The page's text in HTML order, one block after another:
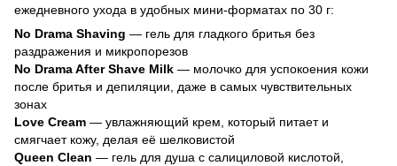
ежедневного ухода в удобных мини-форматах по 30 г:
No Drama Shaving — гель для гладкого бритья без
раздражения и микропорезов
No Drama After Shave Milk — молочко для успокоения кожи
после бритья и депиляции, даже в самых чувствительных
зонах
Love Cream — увлажняющий крем, который питает и
смягчает кожу, делая её шелковистой
Queen Clean — гель для душа с салициловой кислотой,